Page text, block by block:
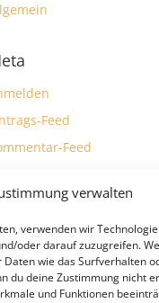
verwalten
verwenden wir
oder darauf zuzugreifen.
wie das Surfverhalten
du deine Zustimmung nicht
und Funktionen
Feed
Feed